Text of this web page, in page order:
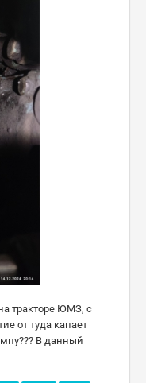
тракторе ЮМЗ, с
от туда капает
В данный